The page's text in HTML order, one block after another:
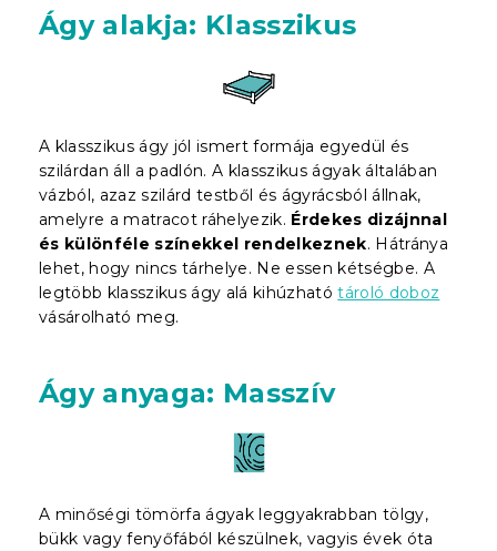
Ágy alakja: Klasszikus
A klasszikus ágy jól ismert formája egyedül és
szilárdan áll a padlón. A klasszikus ágyak általában
vázból, azaz szilárd testből és ágyrácsból állnak,
amelyre a matracot ráhelyezik. Érdekes dizájnnal
és különféle színekkel rendelkeznek. Hátránya
lehet, hogy nincs tárhelye. Ne essen kétségbe. A
legtöbb klasszikus ágy alá kihúzhatótároló doboz
vásárolható meg.
Ágy anyaga: Masszív
A minőségi tömörfa ágyak leggyakrabban tölgy,
bükk vagy fenyőfából készülnek, vagyis évek óta